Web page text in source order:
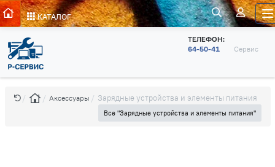
КАТАЛОГ
ТЕЛЕФОН:
64-50-41
Сервис
Аксессуары Зарядные устройства и элементы питания
Все "Зарядные устройства и элементы питания"